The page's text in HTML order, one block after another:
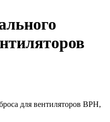
для вентиляторов ВРН,